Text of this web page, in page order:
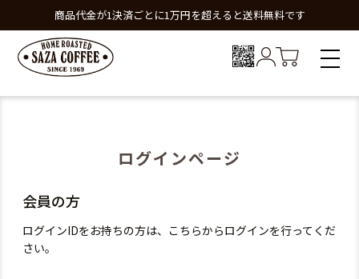
商品代金が1決済ごとに1万円を超えると送料無料です
ログインページ
会員の方
ログインIDをお持ちの方は、こちらからログインを行ってくだ
さい。